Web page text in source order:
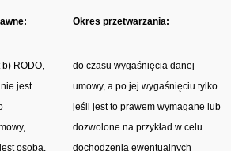
Okres przetwarzania:
b) RODO,
jest
osoba,
do czasu wygaśnięcia danej
umowy, a po jej wygaśnięciu tylko
jeśli jest to prawem wymagane lub
dozwolone na przykład w celu
dochodzenia ewentualnych